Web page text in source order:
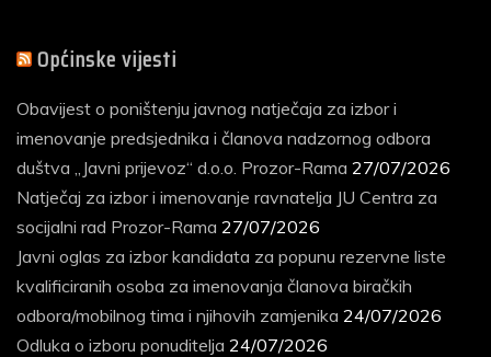
Općinske vijesti
Obavijest o poništenju javnog natječaja za izbor i
imenovanje predsjednika i članova nadzornog odbora
duštva „Javni prijevoz“ d.o.o. Prozor-Rama 27/07/2026
Natječaj za izbor i imenovanje ravnatelja JU Centra za
socijalni rad Prozor-Rama 27/07/2026
Javni oglas za izbor kandidata za popunu rezervne liste
kvalificiranih osoba za imenovanja članova biračkih
odbora/mobilnog tima i njihovih zamjenika 24/07/2026
Odluka o izboru ponuditelja 24/07/2026